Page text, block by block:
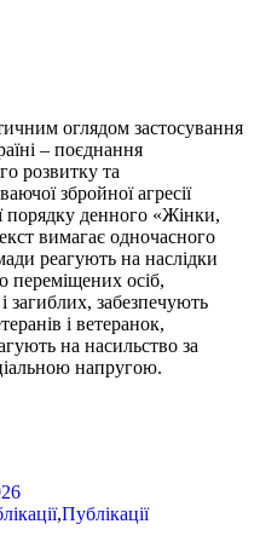
оглядом застосування
– поєднання
розвитку та
збройної агресії
порядку денного «Жінки,
вимагає одночасного
реагують на наслідки
переміщених осіб,
загиблих, забезпечують
і ветеранок,
на насильство за
напругою.
,Публікації